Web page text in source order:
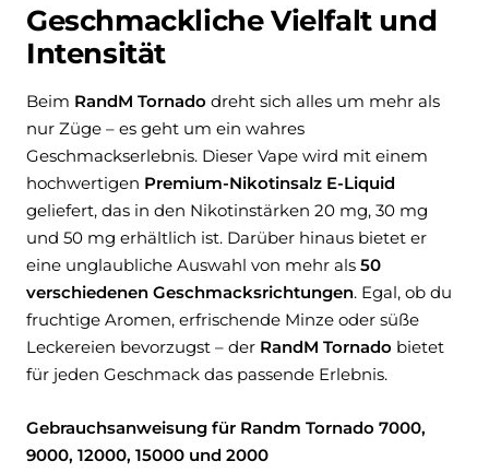
Geschmackliche Vielfalt und
Intensität
Beim RandM Tornado dreht sich alles um mehr als
nur Züge – es geht um ein wahres
Geschmackserlebnis. Dieser Vape wird mit einem
hochwertigen Premium-Nikotinsalz E-Liquid
geliefert, das in den Nikotinstärken 20 mg, 30 mg
und 50 mg erhältlich ist. Darüber hinaus bietet er
eine unglaubliche Auswahl von mehr als 50
verschiedenen Geschmacksrichtungen. Egal, ob du
fruchtige Aromen, erfrischende Minze oder süße
Leckereien bevorzugst – der RandM Tornado bietet
für jeden Geschmack das passende Erlebnis.
Gebrauchsanweisung für Randm Tornado 7000,
9000, 12000, 15000 und 2000